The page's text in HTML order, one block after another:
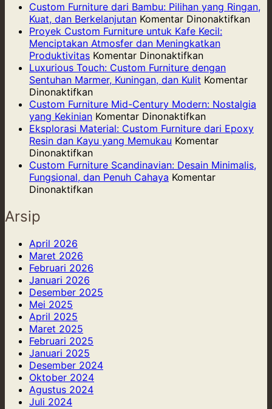
Custom Furniture dari Bambu: Pilihan yang Ringan,
Kuat, dan Berkelanjutan Komentar Dinonaktifkanpada
dan
Proyek Custom Furniture untuk Kafe Kecil:
Menciptakan Atmosfer dan Meningkatkan
Produktivitas Komentar Dinonaktifkanpada
Proyek
Custom
untuk
Kafe
Kecil:
Menciptakan
dan
Meningkatkan
Luxurious Touch: Custom Furniture dengan
Sentuhan Marmer, Kuningan, dan Kulit Komentar
Dinonaktifkanpada
Luxurious
Touch:
Custom
Furniture
dengan
Sentuhan
Marmer,
Kuningan,
Custom Furniture Mid-Century Modern: Nostalgia
yang Kekinian Komentar Dinonaktifkanpada
Custom
Furniture
Century
Modern:
Eksplorasi Material: Custom Furniture dari Epoxy
Resin dan Kayu yang Memukau Komentar
Dinonaktifkanpada
Eksplorasi
Material:
Custom
Kayu
yang
Memukau
Custom Furniture Scandinavian: Desain Minimalis,
Fungsional, dan Penuh Cahaya Komentar
Dinonaktifkanpada
Fungsional,
dan
Penuh
Cahaya
Arsip
April 2026
Maret 2026
Februari 2026
Januari 2026
Desember 2025
Mei 2025
April 2025
Maret 2025
Februari 2025
Januari 2025
Desember 2024
Oktober 2024
Agustus 2024
Juli 2024